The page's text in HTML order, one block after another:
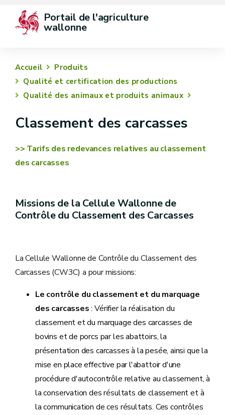
Portail de l'agriculture
wallonne
Accueil
Produits
Qualité et certification des productions
Qualité des animaux et produits animaux
Classement des carcasses
>> Tarifs des redevances relatives au classement
des carcasses
Missions de la Cellule Wallonne de
Contrôle du Classement des Carcasses
La Cellule Wallonne de Contrôle du Classement des
Carcasses (CW3C) a pour missions:
Le contrôle du classement et du marquage
des carcasses: Vérifier la réalisation du
classement et du marquage des carcasses de
bovins et de porcs par les abattoirs, la
présentation des carcasses à la pesée, ainsi que la
mise en place effective par l'abattoir d'une
procédure d'autocontrôle relative au classement, à
la conservation des résultats de classement et à
la communication de ces résultats. Ces contrôles